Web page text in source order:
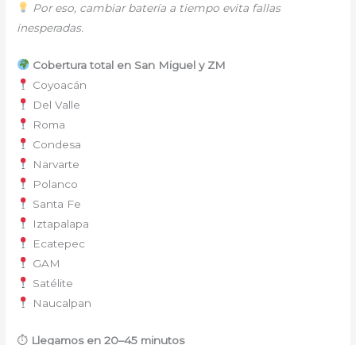
Por eso, cambiar batería a tiempo evita fallas
inesperadas.
Cobertura total en San Miguel y ZM
Coyoacán
Del Valle
Roma
Condesa
Narvarte
Polanco
Santa Fe
Iztapalapa
Ecatepec
GAM
Satélite
Naucalpan
⏱ Llegamos en 20–45 minutos